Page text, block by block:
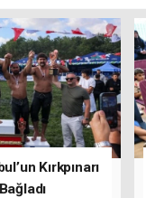
Kırkpınarı